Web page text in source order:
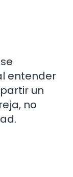
entender
un
no